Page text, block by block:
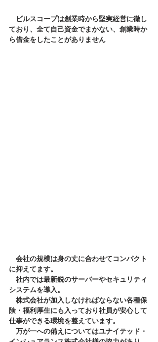
ビルスコープは創業時から堅実経営に徹し
ており、全て自己資金でまかない、創業時か
ら借金をしたことがありません
会社の規模は身の丈に合わせてコンパクト
に抑えてます。
社内では最新鋭のサーバーやセキュリティ
システムを導入。
株式会社が加入しなければならない各種保
険・福利厚生にも入っており社員が安心して
仕事ができる環境を整えています。
万が一への備えについてはユナイテッド・